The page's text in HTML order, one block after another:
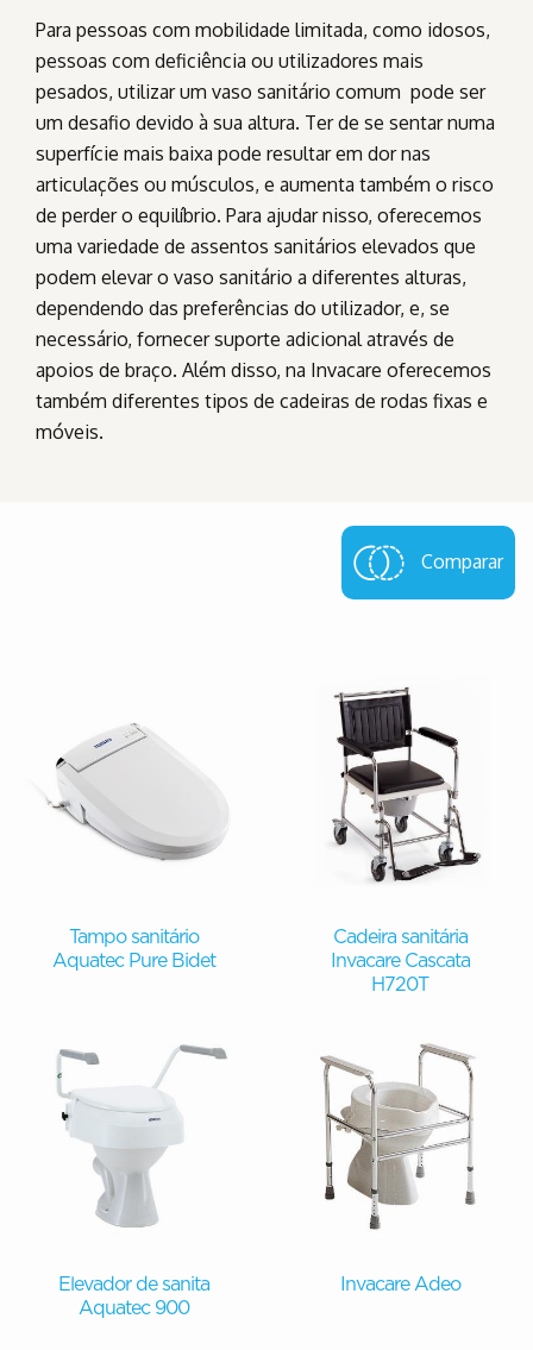
Para pessoas com mobilidade limitada, como idosos,
pessoas com deficiência ou utilizadores mais
pesados, utilizar um vaso sanitário comum pode ser
um desafio devido à sua altura. Ter de se sentar numa
superfície mais baixa pode resultar em dor nas
articulações ou músculos, e aumenta também o risco
de perder o equilíbrio. Para ajudar nisso, oferecemos
uma variedade de assentos sanitários elevados que
podem elevar o vaso sanitário a diferentes alturas,
dependendo das preferências do utilizador, e, se
necessário, fornecer suporte adicional através de
apoios de braço. Além disso, na Invacare oferecemos
também diferentes tipos de cadeiras de rodas fixas e
móveis.
Comparar
Tampo sanitário
Aquatec Pure Bidet
Cadeira sanitária
Invacare Cascata
H720T
Elevador de sanita
Aquatec 900
Invacare Adeo